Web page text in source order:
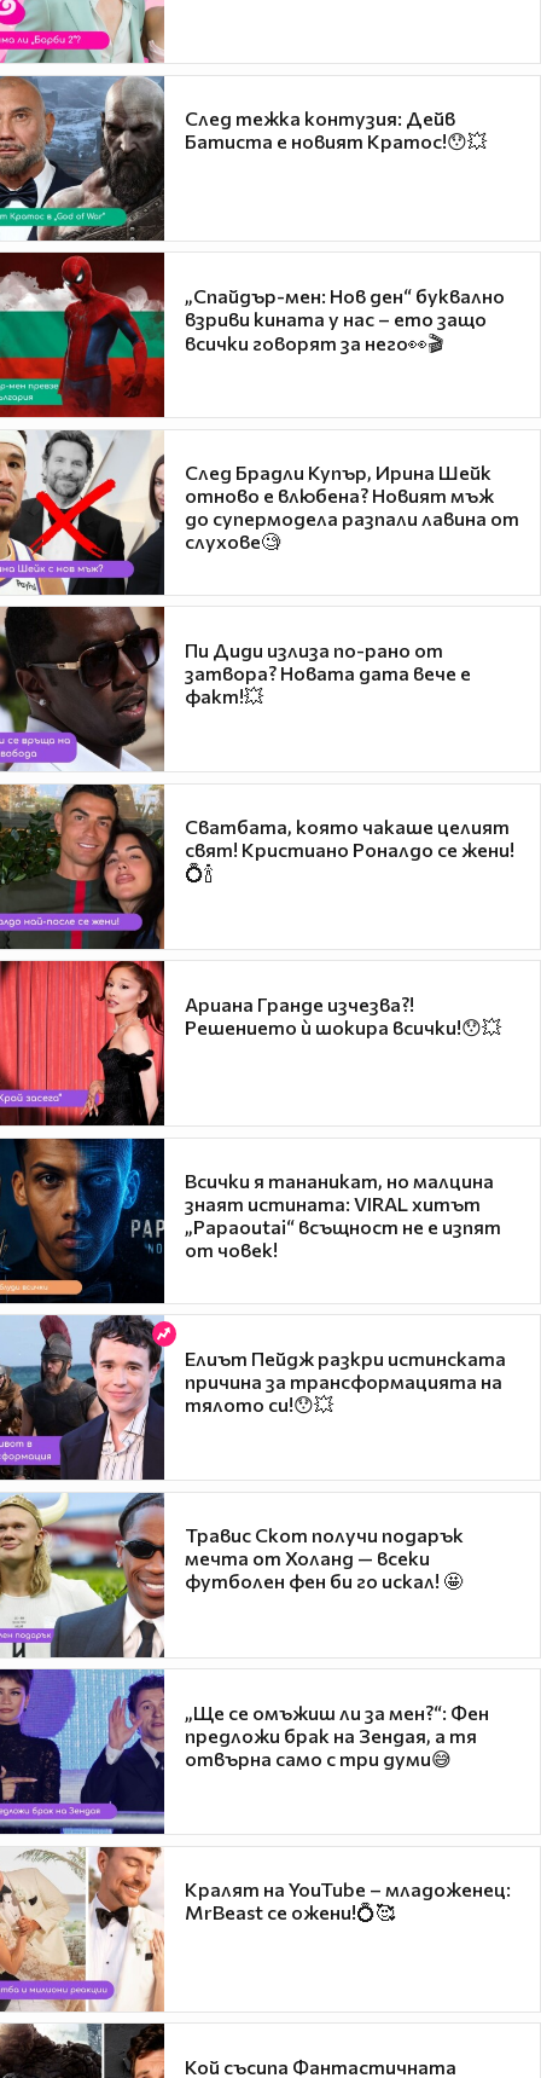
След тежка контузия: Дейв
Батиста е новият Кратос!😯💥
„Спайдър-мен: Нов ден“ буквално
взриви кината у нас – ето защо
всички говорят за него👀🎬
След Брадли Купър, Ирина Шейк
отново е влюбена? Новият мъж
до супермодела разпали лавина от
слухове🧐
Пи Диди излиза по-рано от
затвора? Новата дата вече е
факт!💥
Сватбата, която чакаше целият
свят! Кристиано Роналдо се жени!
💍🍾
Ариана Гранде изчезва?!
Решението ѝ шокира всички!😯💥
Всички я тананикат, но малцина
знаят истината: VIRAL хитът
„Papaoutai“ всъщност не е изпят
от човек!
Елиът Пейдж разкри истинската
причина за трансформацията на
тялото си!😯💥
Травис Скот получи подарък
мечта от Холанд — всеки
футболен фен би го искал! 🤩
„Ще се омъжиш ли за мен?“: Фен
предложи брак на Зендая, а тя
отвърна само с три думи😅
Кралят на YouTube – младоженец:
MrBeast се ожени!💍🥰
Кой съсипа Фантастичната